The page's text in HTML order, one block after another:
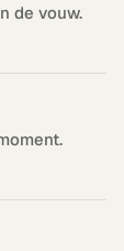
de vouw.